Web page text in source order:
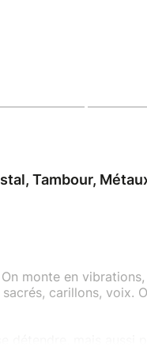
Tambour,
monte en
carillons, voix.